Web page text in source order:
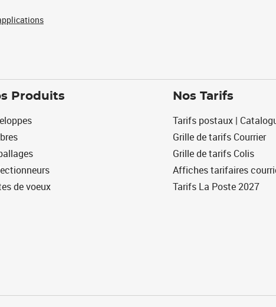
Produits
de voeux
Nos Tarifs
Tarifs postaux |
Grille de tarifs Courrier
Grille de tarifs Colis
Affiches tarifaires
Tarifs La Poste 2027